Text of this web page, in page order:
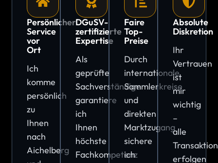
Persönlicher
Service
vor
Ort
Ich
komme
persönlich
zu
Ihnen
nach
Aichelberg
DGuSV-
zertifizierte
Expertise
Als
geprüfte
Sachverständige
garantiere
ich
Ihnen
höchste
Fachkompetenz
Faire
Top-
Preise
Durch
internationale
Sammlerkreise
und
direkten
Marktzugang
sichere
ich
Absolute
Diskretion
Ihr
Vertrauen
ist
mir
wichtig
–
alle
erfolgen